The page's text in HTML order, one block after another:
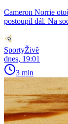
Cameron Norrie
postoupil dál. Na
SportyŽivě
dnes, 19:01
3 min